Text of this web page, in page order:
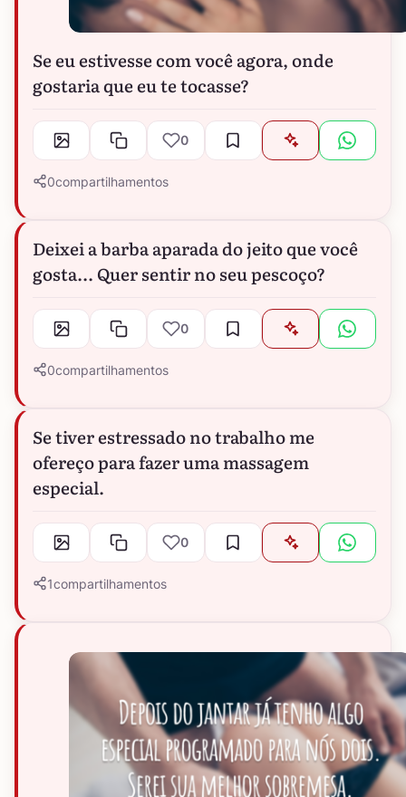
Se eu estivesse com você agora, onde
gostaria que eu te tocasse?
0
0compartilhamentos
Deixei a barba aparada do jeito que você
gosta... Quer sentir no seu pescoço?
0
0compartilhamentos
Se tiver estressado no trabalho me
ofereço para fazer uma massagem
especial.
0
1compartilhamentos